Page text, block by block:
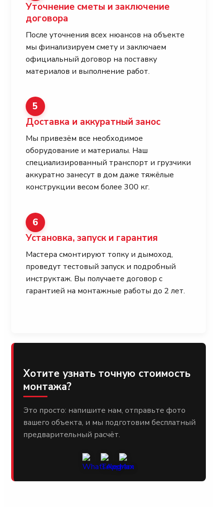
Уточнение сметы и заключение
договора
После уточнения всех нюансов на объекте
мы финализируем смету и заключаем
официальный договор на поставку
материалов и выполнение работ.
5
Доставка и аккуратный занос
Мы привезём все необходимое
оборудование и материалы. Наш
специализированный транспорт и грузчики
аккуратно занесут в дом даже тяжёлые
конструкции весом более 300 кг.
6
Установка, запуск и гарантия
Мастера смонтируют топку и дымоход,
проведут тестовый запуск и подробный
инструктаж. Вы получаете договор с
гарантией на монтажные работы до 2 лет.
Хотите узнать точную стоимость
монтажа?
Это просто: напишите нам, отправьте фото
вашего объекта, и мы подготовим бесплатный
предварительный расчёт.